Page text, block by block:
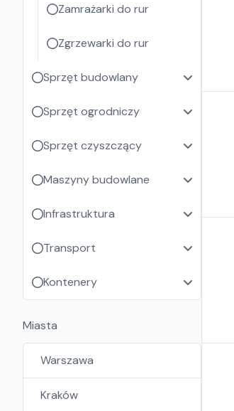
Zamrażarki do rur
Zgrzewarki do rur
Sprzęt budowlany
Sprzęt ogrodniczy
Sprzęt czyszczący
Maszyny budowlane
Infrastruktura
Transport
Kontenery
Miasta
Warszawa
Kraków